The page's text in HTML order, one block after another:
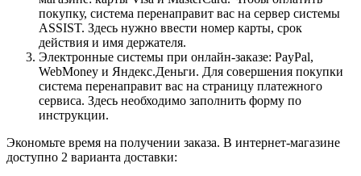
покупку, система перенаправит вас на сервер системы
ASSIST. Здесь нужно ввести номер карты, срок
действия и имя держателя.
Электронные системы при онлайн-заказе: PayPal,
WebMoney и Яндекс.Деньги. Для совершения покупки
система перенаправит вас на страницу платежного
сервиса. Здесь необходимо заполнить форму по
инструкции.
Экономьте время на получении заказа. В интернет-магазине
доступно 2 варианта доставки: